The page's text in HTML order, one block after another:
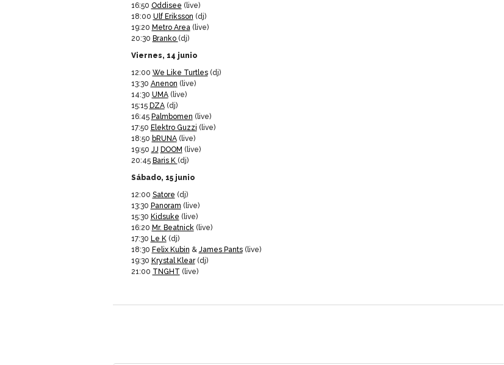
16:50 Oddisee (live)
18:00 Ulf Eriksson (dj)
19:20 Metro Area (live)
20:30 Branko (dj)
Viernes, 14 junio
12:00 We Like Turtles(dj)
13:30 Anenon (live)
14:30 UMA(live)
15:15 DZA(dj)
16:45 Palmbomen (live)
17:50 Elektro Guzzi (live)
18:50 bRUNA(live)
19:50 JJ DOOM (live)
20:45 Baris K (dj)
Sábado, 15 junio
12:00 Satore (dj)
13:30 Panoram (live)
15:30 Kidsuke (live)
16:20 Mr. Beatnick (live)
17:30 Le K(dj)
18:30 Felix Kubin & James Pants(live)
19:30 Krystal Klear(dj)
21:00 TNGHT (live)